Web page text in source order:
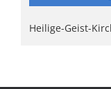
Heilige-Geist-